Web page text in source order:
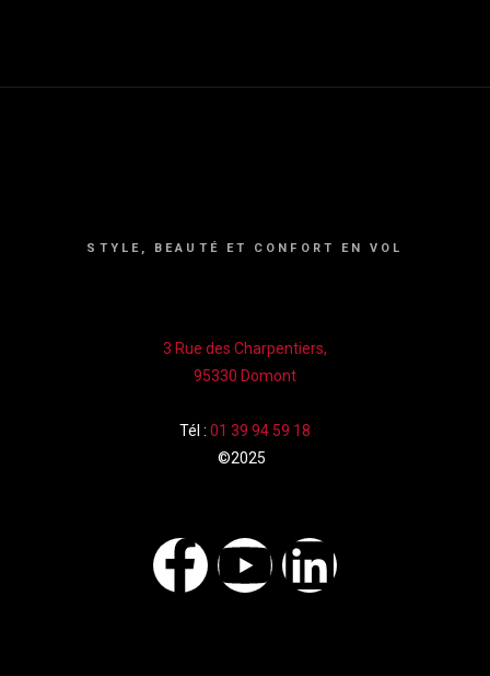
STYLE, BEAUTÉ ET CONFORT EN VOL
3 Rue des Charpentiers,
95330 Domont
Tél : 01 39 94 59 18
©2025